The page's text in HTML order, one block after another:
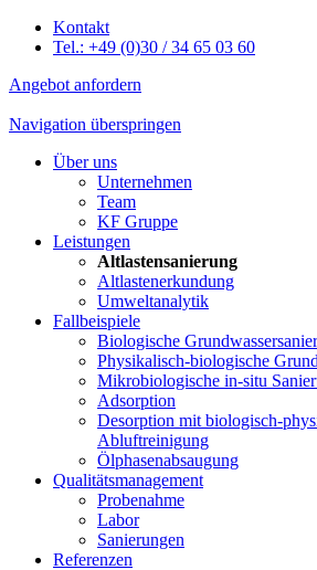
Kontakt
Tel.: +49 (0)30 / 34 65 03 60
Angebot anfordern
Navigation überspringen
Über uns
Unternehmen
Team
KF Gruppe
Leistungen
Altlastensanierung
Altlastenerkundung
Umweltanalytik
Fallbeispiele
Biologische
Physikalisch-biologische
Mikrobiologische in-situ
Adsorption
Desorption mit biologisch-
Abluftreinigung
Ölphasenabsaugung
Qualitätsmanagement
Probenahme
Labor
Sanierungen
Referenzen